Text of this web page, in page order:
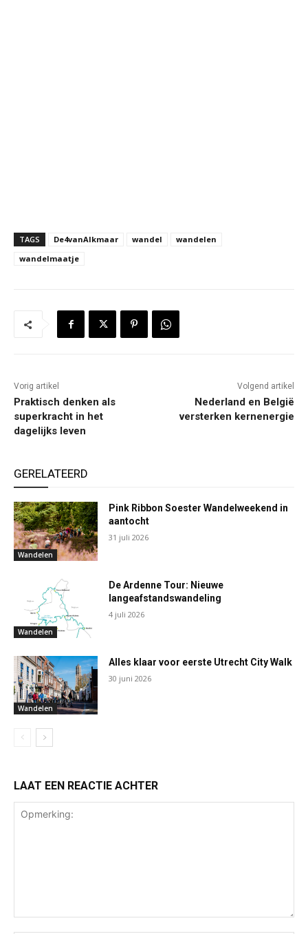
TAGS De4vanAlkmaar wandel
wandelen
wandelmaatje
Vorig artikel
Praktisch denken als
superkracht in het
dagelijks leven
Volgend artikel
Nederland en België
versterken kernenergie
GERELATEERD
Wandelen
Pink Ribbon Soester Wandelweekend in
aantocht
31 juli 2026
Wandelen
De Ardenne Tour: Nieuwe
langeafstandswandeling
4 juli 2026
Wandelen
Alles klaar voor eerste Utrecht City Walk
30 juni 2026
LAAT EEN REACTIE ACHTER